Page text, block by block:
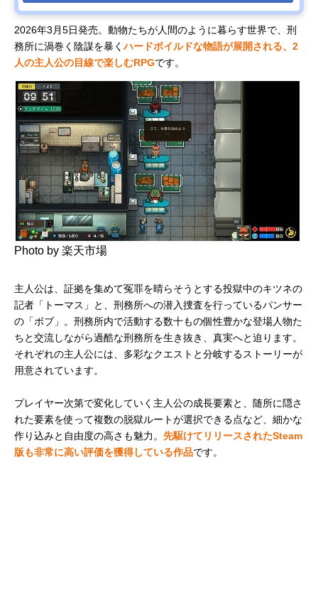
2026年3月5日発売。動物たちが人間のように暮らす世界で、刑
務所に渦巻く陰謀を暴くハードボイルドな物語が展開される、2
人の主人公の目線で楽しむRPGです。
Photo by 楽天市場
主人公は、証拠を集めて冤罪を晴らそうとする投獄中のキツネの
記者「トーマス」と、刑務所への潜入捜査を行っているパンサー
の「ボブ」。刑務所内で活動する数十もの個性豊かな登場人物た
ちと交流しながら過酷な刑務所を生き抜き、真実へと迫ります。
それぞれの主人公には、多彩なクエストと分岐するストーリーが
用意されています。
プレイヤー次第で変化していく主人公の成長要素と、随所に隠さ
れた要素を使って複数の脱獄ルートが選択できる点など、細かな
作り込みと自由度の高さも魅力。 先駆けてリリースされたSteam
版も非常に高い評価を獲得している作品です。